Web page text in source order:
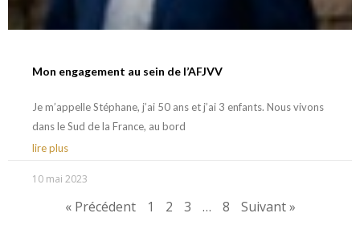
Mon engagement au sein de l’AFJVV
Je m’appelle Stéphane, j’ai 50 ans et j’ai 3 enfants. Nous vivons
dans le Sud de la France, au bord
lire plus
10 mai 2023
« Précédent 1 2 3 … 8 Suivant »